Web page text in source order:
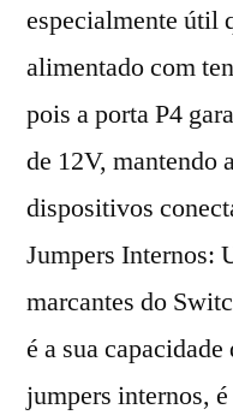
especialmente útil
alimentado com
pois a porta P4
de 12V, mantendo
dispositivos
Jumpers Internos:
marcantes do
é a sua
jumpers internos,